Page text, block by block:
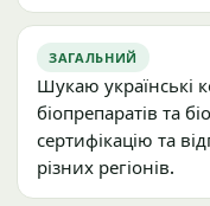
ЗАГАЛЬНИЙ
Шукаю українські
біопрепаратів та
сертифікацію та
різних регіонів.